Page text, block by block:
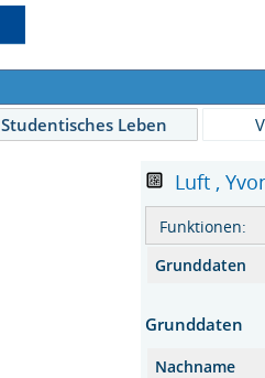
Studentisches Leben
Luft ,
Funktionen:
Grunddaten
Grunddaten
Nachname